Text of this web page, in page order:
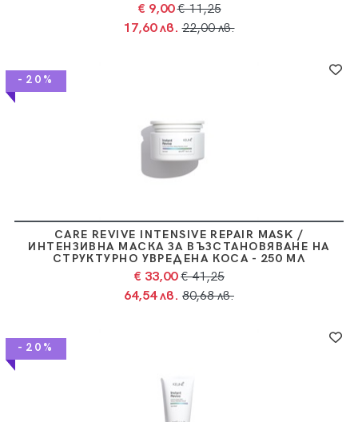
€ 9,00 € 11,25
17,60 лв. 22,00 лв.
-20%
CARE REVIVE INTENSIVE REPAIR MASK /
ИНТЕНЗИВНА МАСКА ЗА ВЪЗСТАНОВЯВАНЕ НА
СТРУКТУРНО УВРЕДЕНА КОСА - 250 МЛ
€ 33,00 € 41,25
64,54 лв. 80,68 лв.
-20%